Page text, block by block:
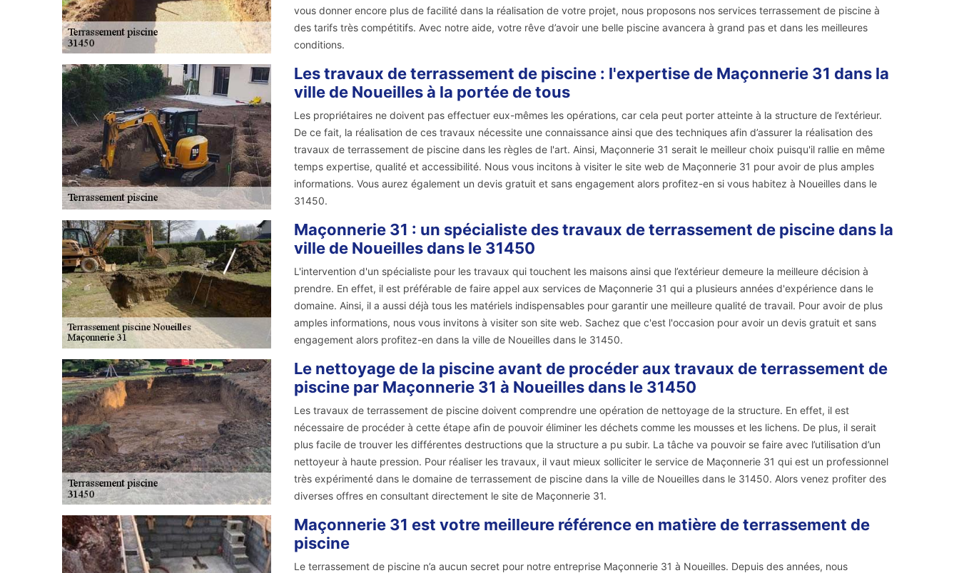
vous donner encore plus de facilité dans la réalisation de votre projet, nous proposons nos services terrassement de piscine à
des tarifs très compétitifs. Avec notre aide, votre rêve d’avoir une belle piscine avancera à grand pas et dans les meilleures
conditions.
Les travaux de terrassement de piscine : l'expertise de Maçonnerie 31 dans la
ville de Noueilles à la portée de tous
Les propriétaires ne doivent pas effectuer eux-mêmes les opérations, car cela peut porter atteinte à la structure de l’extérieur.
De ce fait, la réalisation de ces travaux nécessite une connaissance ainsi que des techniques afin d’assurer la réalisation des
travaux de terrassement de piscine dans les règles de l'art. Ainsi, Maçonnerie 31 serait le meilleur choix puisqu'il rallie en même
temps expertise, qualité et accessibilité. Nous vous incitons à visiter le site web de Maçonnerie 31 pour avoir de plus amples
informations. Vous aurez également un devis gratuit et sans engagement alors profitez-en si vous habitez à Noueilles dans le
31450.
Maçonnerie 31 : un spécialiste des travaux de terrassement de piscine dans la
ville de Noueilles dans le 31450
L'intervention d'un spécialiste pour les travaux qui touchent les maisons ainsi que l’extérieur demeure la meilleure décision à
prendre. En effet, il est préférable de faire appel aux services de Maçonnerie 31 qui a plusieurs années d'expérience dans le
domaine. Ainsi, il a aussi déjà tous les matériels indispensables pour garantir une meilleure qualité de travail. Pour avoir de plus
amples informations, nous vous invitons à visiter son site web. Sachez que c'est l'occasion pour avoir un devis gratuit et sans
engagement alors profitez-en dans la ville de Noueilles dans le 31450.
Le nettoyage de la piscine avant de procéder aux travaux de terrassement de
piscine par Maçonnerie 31 à Noueilles dans le 31450
Les travaux de terrassement de piscine doivent comprendre une opération de nettoyage de la structure. En effet, il est
nécessaire de procéder à cette étape afin de pouvoir éliminer les déchets comme les mousses et les lichens. De plus, il serait
plus facile de trouver les différentes destructions que la structure a pu subir. La tâche va pouvoir se faire avec l’utilisation d’un
nettoyeur à haute pression. Pour réaliser les travaux, il vaut mieux solliciter le service de Maçonnerie 31 qui est un professionnel
très expérimenté dans le domaine de terrassement de piscine dans la ville de Noueilles dans le 31450. Alors venez profiter des
diverses offres en consultant directement le site de Maçonnerie 31.
Maçonnerie 31 est votre meilleure référence en matière de terrassement de
piscine
Le terrassement de piscine n’a aucun secret pour notre entreprise Maçonnerie 31 à Noueilles. Depuis des années, nous